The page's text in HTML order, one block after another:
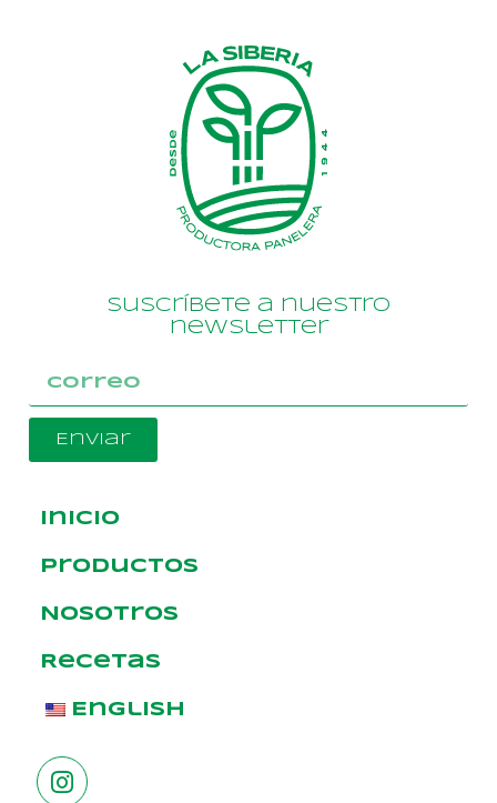
Suscríbete a nuestro
newsletter
Enviar
Inicio
Productos
Nosotros
Recetas
English